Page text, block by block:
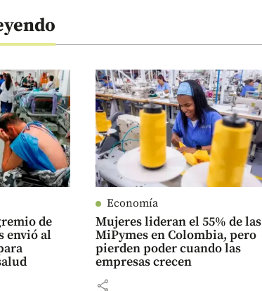
de
envió al
Economía
Mujeres lideran el 55% de las
MiPymes en Colombia, pero
pierden poder cuando las
empresas crecen
share